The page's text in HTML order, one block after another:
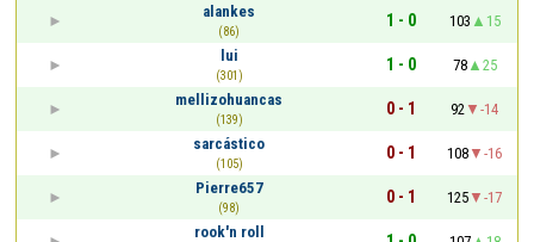
alankes
(86)
1 - 0 103
15
lui
(301)
1 - 0 78
25
mellizohuancas
(139)
0 - 1 92
-14
sarcástico
(105)
0 - 1 108
-16
Pierre657
(98)
0 - 1 125
-17
rook'n roll